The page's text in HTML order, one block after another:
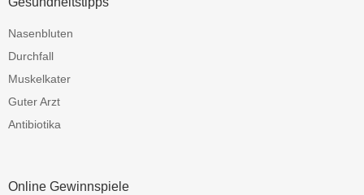
Nasenbluten
Durchfall
Muskelkater
Guter Arzt
Antibiotika
Online Gewinnspiele